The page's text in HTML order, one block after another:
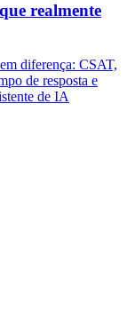
realmente
diferença: CSAT,
de resposta e
de IA